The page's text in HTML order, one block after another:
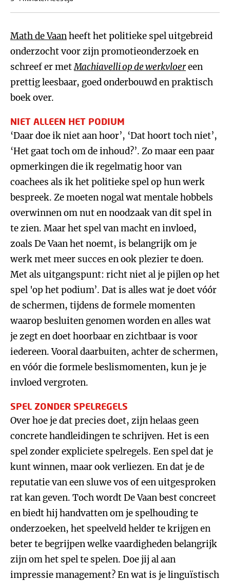
Math de Vaanheeft het politieke spel uitgebreid
onderzocht voor zijn promotieonderzoek en
schreef er metMachiavelli op de werkvloereen
prettig leesbaar, goed onderbouwd en praktisch
boek over.
NIET ALLEEN HET PODIUM
‘Daar doe ik niet aan hoor’, ‘Dat hoort toch niet’,
‘Het gaat toch om de inhoud?’. Zo maar een paar
opmerkingen die ik regelmatig hoor van
coachees als ik het politieke spel op hun werk
bespreek. Ze moeten nogal wat mentale hobbels
overwinnen om nut en noodzaak van dit spel in
te zien. Maar het spel van macht en invloed,
zoals De Vaan het noemt, is belangrijk om je
werk met meer succes en ook plezier te doen.
Met als uitgangspunt: richt niet al je pijlen op het
spel 'op het podium’. Dat is alles wat je doet vóór
de schermen, tijdens de formele momenten
waarop besluiten genomen worden en alles wat
je zegt en doet hoorbaar en zichtbaar is voor
iedereen. Vooral daarbuiten, achter de schermen,
en vóór die formele beslismomenten, kun je je
invloed vergroten.
SPEL ZONDER SPELREGELS
Over hoe je dat precies doet, zijn helaas geen
concrete handleidingen te schrijven. Het is een
spel zonder expliciete spelregels. Een spel dat je
kunt winnen, maar ook verliezen. En dat je de
reputatie van een sluwe vos of een uitgesproken
rat kan geven. Toch wordt De Vaan best concreet
en biedt hij handvatten om je spelhouding te
onderzoeken, het speelveld helder te krijgen en
beter te begrijpen welke vaardigheden belangrijk
zijn om het spel te spelen. Doe jij al aan
impressie management? En wat is je linguïstisch